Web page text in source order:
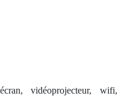
vidéoprojecteur, wifi,